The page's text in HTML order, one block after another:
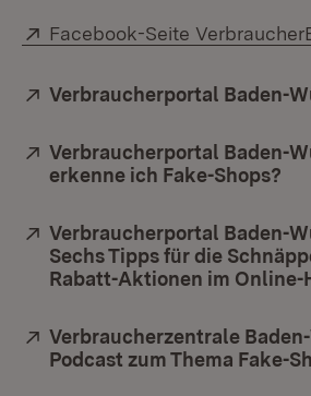
Extern:
Facebook-Seite
Extern:
Verbraucherportal Baden-
Extern:
Verbraucherportal Baden-
erkenne ich Fake-Shops?
Extern:
Verbraucherportal Baden-
Sechs Tipps für die
Rabatt-Aktionen im Online-
Extern:
Verbraucherzentrale
Podcast zum Thema Fake-